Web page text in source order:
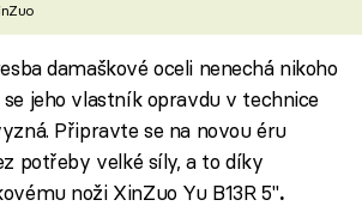
damaškové oceli nenechá nikoho
jeho vlastník opravdu v technice
Připravte se na novou éru
potřeby velké síly, a to díky
noži XinZuo Yu B13R 5".